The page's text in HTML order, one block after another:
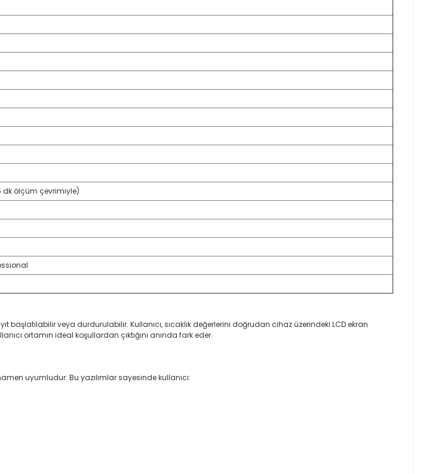
dk ölçüm çevrimiyle)
başlatılabilir veya durdurulabilir. Kullanıcı, sıcaklık değerlerini doğrudan cihaz üzerindeki LCD ekran
ortamın ideal koşullardan çıktığını anında fark eder.
uyumludur. Bu yazılımlar sayesinde kullanıcı: